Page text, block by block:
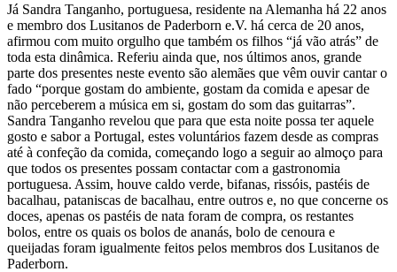
Já Sandra Tanganho, portuguesa, residente na Alemanha há 22 anos
e membro dos Lusitanos de Paderborn e.V. há cerca de 20 anos,
afirmou com muito orgulho que também os filhos “já vão atrás” de
toda esta dinâmica. Referiu ainda que, nos últimos anos, grande
parte dos presentes neste evento são alemães que vêm ouvir cantar o
fado “porque gostam do ambiente, gostam da comida e apesar de
não perceberem a música em si, gostam do som das guitarras”.
Sandra Tanganho revelou que para que esta noite possa ter aquele
gosto e sabor a Portugal, estes voluntários fazem desde as compras
até à confeção da comida, começando logo a seguir ao almoço para
que todos os presentes possam contactar com a gastronomia
portuguesa. Assim, houve caldo verde, bifanas, rissóis, pastéis de
bacalhau, pataniscas de bacalhau, entre outros e, no que concerne os
doces, apenas os pastéis de nata foram de compra, os restantes
bolos, entre os quais os bolos de ananás, bolo de cenoura e
queijadas foram igualmente feitos pelos membros dos Lusitanos de
Paderborn.